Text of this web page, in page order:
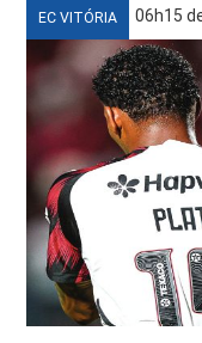
EC VITÓRIA 06h15